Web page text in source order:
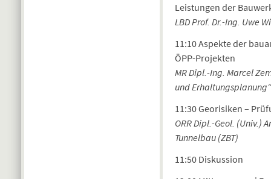
Leistungen der
LBD Prof. Dr.-Ing. Uwe
11:10 Aspekte der
ÖPP-Projekten
MR Dipl.-Ing. Marcel
und Erhaltungsplanung“
11:30 Georisiken –
ORR Dipl.-Geol. (Univ.)
Tunnelbau (ZBT)
11:50 Diskussion